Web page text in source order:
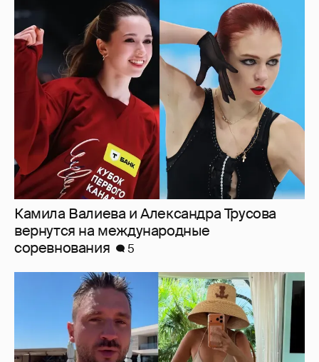
Камила Валиева и Александра Трусова
вернутся на международные
соревнования
5
От Шанхая до Мальдив: как отдыхают
Сергей Лазарев с детьми, Ксения Собчак
и Наиля Аскер-заде
9